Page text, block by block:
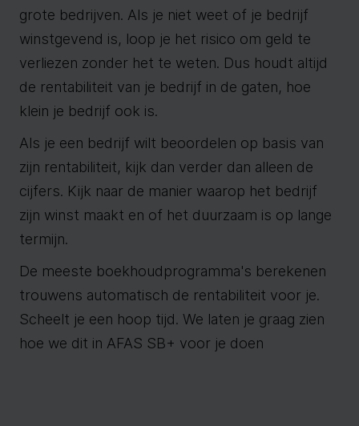
grote bedrijven. Als je niet weet of je bedrijf
winstgevend is, loop je het risico om geld te
verliezen zonder het te weten. Dus houdt altijd
de rentabiliteit van je bedrijf in de gaten, hoe
klein je bedrijf ook is.
Als je een bedrijf wilt beoordelen op basis van
zijn rentabiliteit, kijk dan verder dan alleen de
cijfers. Kijk naar de manier waarop het bedrijf
zijn winst maakt en of het duurzaam is op lange
termijn.
De meeste boekhoudprogramma's berekenen
trouwens automatisch de rentabiliteit voor je.
Scheelt je een hoop tijd. We laten je graag zien
hoe we dit in AFAS SB+ voor je doen